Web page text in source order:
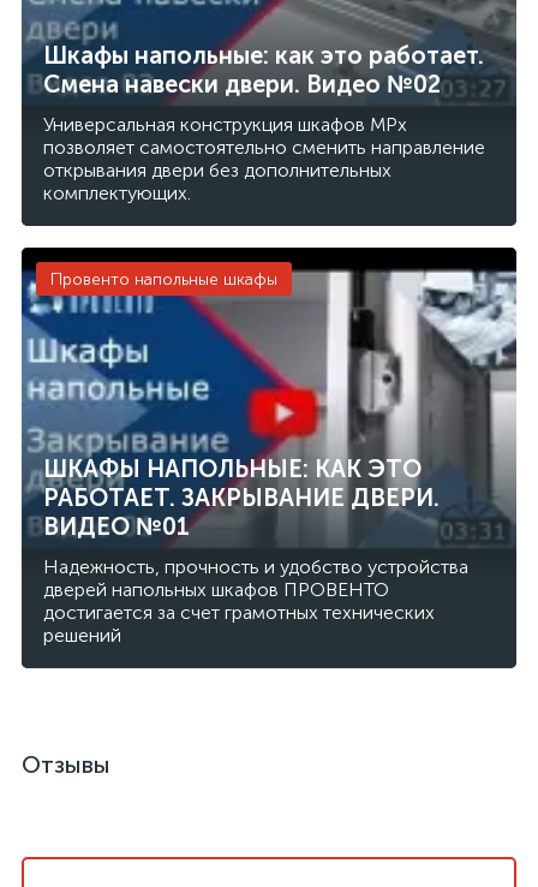
Шкафы напольные: как это работает.
Смена навески двери. Видео №02
Универсальная конструкция шкафов MPx
позволяет самостоятельно сменить направление
открывания двери без дополнительных
комплектующих.
ШКАФЫ НАПОЛЬНЫЕ: КАК ЭТО
РАБОТАЕТ. ЗАКРЫВАНИЕ ДВЕРИ.
ВИДЕО №01
Надежность, прочность и удобство устройства
дверей напольных шкафов ПРОВЕНТО
достигается за счет грамотных технических
решений
Провенто напольные шкафы
Отзывы